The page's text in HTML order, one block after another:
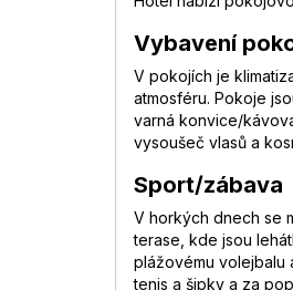
Vybavení
V pokojích je
atmosféru. Pokoje
varná konvice/
vysoušeč vlasů a
Sport/zábava
V horkých dnech se
terase, kde jsou
plážovému volejbalu
tenis a šipky a za